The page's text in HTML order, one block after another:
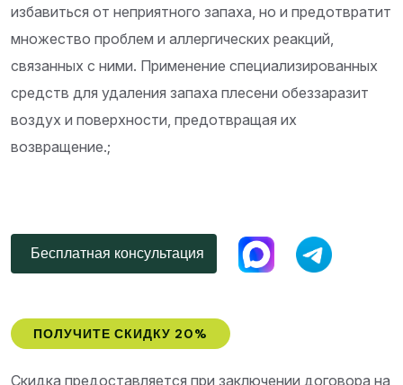
избавиться от неприятного запаха, но и предотвратит
множество проблем и аллергических реакций,
связанных с ними. Применение специализированных
средств для удаления запаха плесени обеззаразит
воздух и поверхности, предотвращая их
возвращение.;
Бесплатная консультация
ПОЛУЧИТЕ СКИДКУ 20%
Скидка предоставляется при заключении договора на